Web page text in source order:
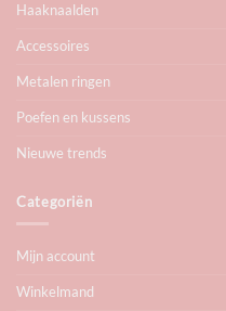
Haaknaalden
Accessoires
Metalen ringen
Poefen en kussens
Nieuwe trends
Categoriën
Mijn account
Winkelmand